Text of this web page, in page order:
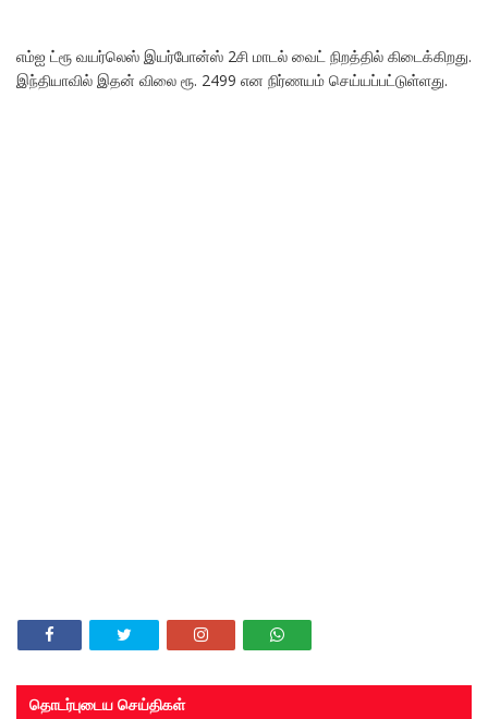
எம்ஐ ட்ரூ வயர்லெஸ் இயர்போன்ஸ் 2சி மாடல் வைட் நிறத்தில் கிடைக்கிறது.
இந்தியாவில் இதன் விலை ரூ. 2499 என நிர்ணயம் செய்யப்பட்டுள்ளது.
தொடர்புடைய செய்திகள்